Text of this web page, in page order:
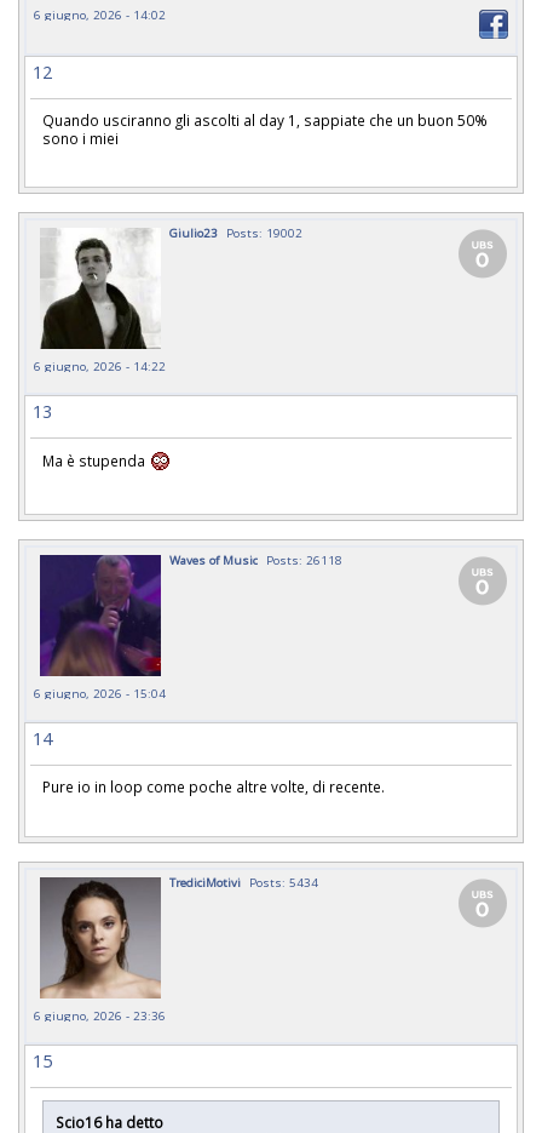
6 giugno, 2026 - 14:02
12
Quando usciranno gli ascolti al day 1, sappiate che un buon 50%
sono i miei
Giulio23 Posts: 19002
6 giugno, 2026 - 14:22
13
Ma è stupenda
Waves of Music Posts: 26118
6 giugno, 2026 - 15:04
14
Pure io in loop come poche altre volte, di recente.
TrediciMotivi Posts: 5434
6 giugno, 2026 - 23:36
15
Scio16 ha detto